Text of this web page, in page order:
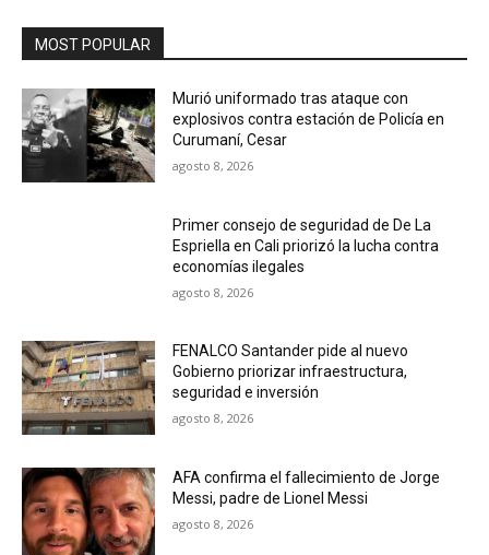
MOST POPULAR
Murió uniformado tras ataque con
explosivos contra estación de Policía en
Curumaní, Cesar
agosto 8, 2026
Primer consejo de seguridad de De La
Espriella en Cali priorizó la lucha contra
economías ilegales
agosto 8, 2026
FENALCO Santander pide al nuevo
Gobierno priorizar infraestructura,
seguridad e inversión
agosto 8, 2026
AFA confirma el fallecimiento de Jorge
Messi, padre de Lionel Messi
agosto 8, 2026